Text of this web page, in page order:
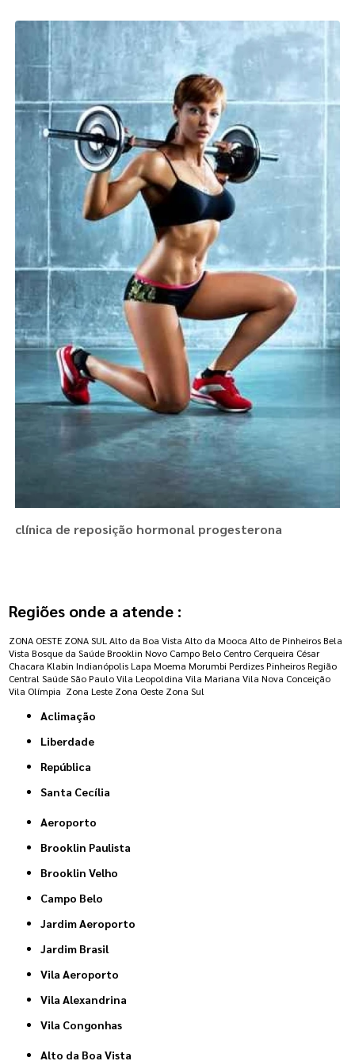
clínica de reposição hormonal progesterona
Regiões onde a atende :
ZONA OESTE ZONA SUL Alto da Boa Vista Alto da Mooca Alto de Pinheiros Bela
Vista Bosque da Saúde Brooklin Novo Campo Belo Centro Cerqueira César
Chacara Klabin Indianópolis Lapa Moema Morumbi Perdizes Pinheiros Região
Central Saúde São Paulo Vila Leopoldina Vila Mariana Vila Nova Conceição
Vila Olímpia Zona Leste Zona Oeste Zona Sul
Aclimação
Liberdade
República
Santa Cecília
Aeroporto
Brooklin Paulista
Brooklin Velho
Campo Belo
Jardim Aeroporto
Jardim Brasil
Vila Aeroporto
Vila Alexandrina
Vila Congonhas
Alto da Boa Vista